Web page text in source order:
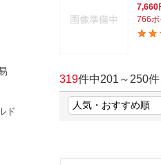
7,660
766ポ
319件中201 ～ 250
ド